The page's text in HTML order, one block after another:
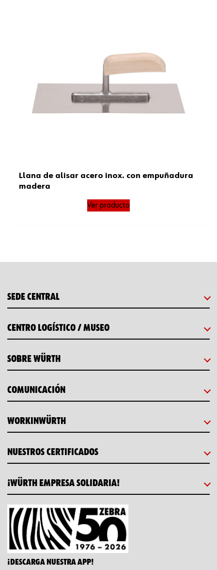
Llana de alisar acero inox. con empuñadura
madera
Ver producto
SEDE CENTRAL
CENTRO LOGÍSTICO / MUSEO
SOBRE WÜRTH
COMUNICACIÓN
WORKINWÜRTH
NUESTROS CERTIFICADOS
¡WÜRTH EMPRESA SOLIDARIA!
¡DESCARGA NUESTRA APP!